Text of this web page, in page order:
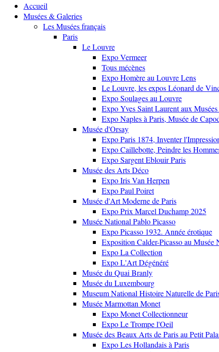
Accueil
Musées & Galeries
Les Musées français
Paris
Le Louvre
Expo Vermeer
Tous mécènes
Expo Homère au Louvre Lens
Le Louvre, les expos Léonard de
Expo Soulages au Louvre
Expo Yves Saint Laurent aux
Expo Naples à Paris, Musée de
Musée d'Orsay
Expo Paris 1874, Inventer
Expo Caillebotte, Peindre les
Expo Sargent Eblouir Paris
Musée des Arts Déco
Expo Iris Van Herpen
Expo Paul Poiret
Musée d'Art Moderne de Paris
Expo Prix Marcel Duchamp 2025
Musée National Pablo Picasso
Expo Picasso 1932. Année érotique
Exposition Calder-Picasso au Musée
Expo La Collection
Expo L'Art Dégénéré
Musée du Quai Branly
Musée du Luxembourg
Museum National Histoire Naturelle de
Musée Marmottan Monet
Expo Monet Collectionneur
Expo Le Trompe l'Oeil
Musée des Beaux Arts de Paris au Petit
Expo Les Hollandais à Paris